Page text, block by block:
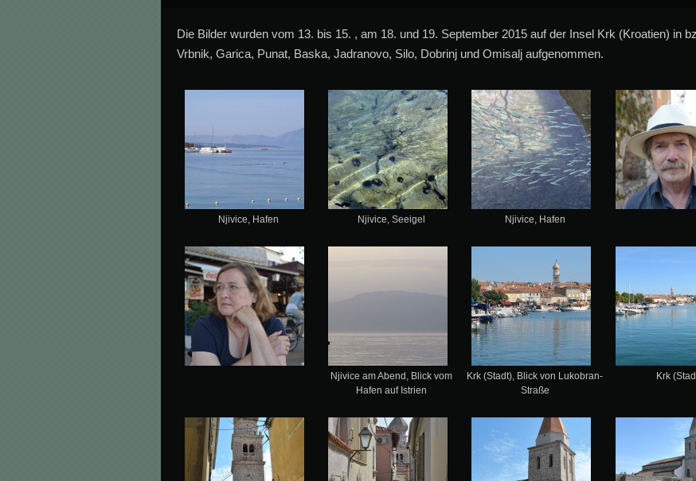
Die Bilder wurden vom 13. bis 15. , am 18. und 19. September 2015 auf der Insel Krk (Kroatien) in
Vrbnik, Garica, Punat, Baska, Jadranovo, Silo, Dobrinj und Omisalj aufgenommen.
Njivice, Hafen Njivice, Seeigel Njivice, Hafen
Njivice am Abend, Blick vom
Hafen auf Istrien
Krk (Stadt), Blick von Lukobran-
Straße
Krk